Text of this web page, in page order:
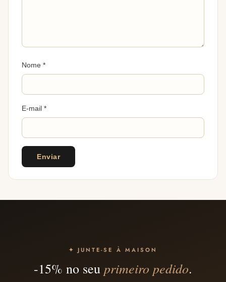
Nome *
E-mail *
✦ JUNTE-SE À MAISON
-15% no seu primeiro pedido.